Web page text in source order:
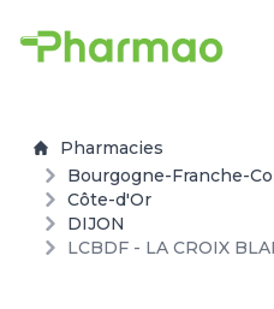
Pharmacies
Bourgogne-Franche-
Côte-d'Or
DIJON
LCBDF - LA CROIX